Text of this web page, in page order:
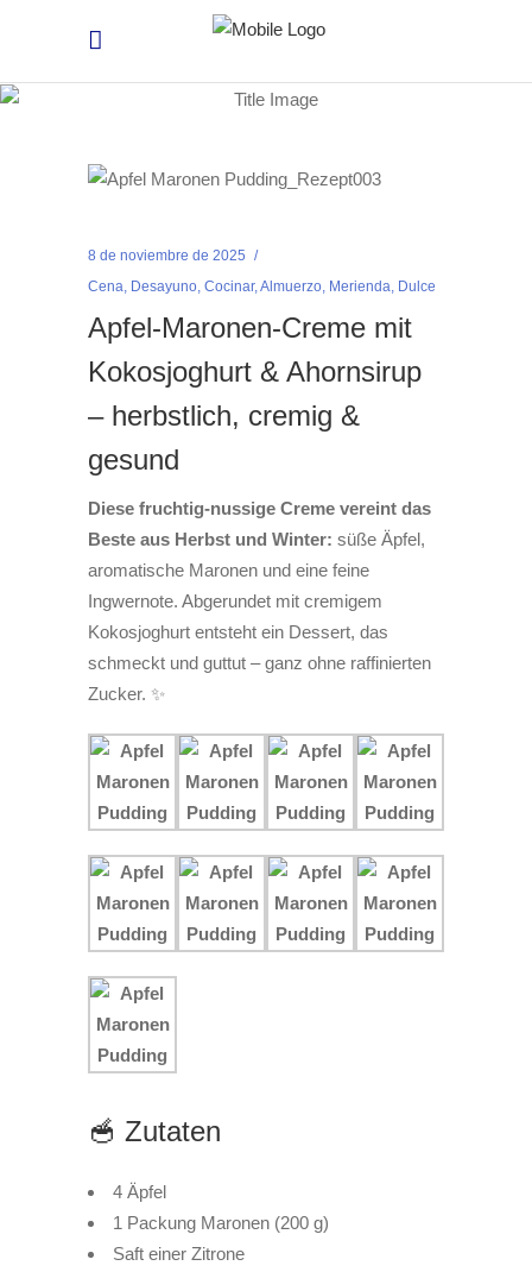
8 de noviembre de 2025
Cena, Desayuno, Cocinar,Almuerzo, Merienda, Dulce
Apfel-Maronen-Creme mit
Kokosjoghurt & Ahornsirup
– herbstlich, cremig &
gesund
Diese fruchtig-nussige Creme vereint das
Beste aus Herbst und Winter: süße Äpfel,
aromatische Maronen und eine feine
Ingwernote. Abgerundet mit cremigem
Kokosjoghurt entsteht ein Dessert, das
schmeckt und guttut – ganz ohne raffinierten
Zucker. ✨
🥣 Zutaten
4 Äpfel
1 Packung Maronen (200 g)
Saft einer Zitrone